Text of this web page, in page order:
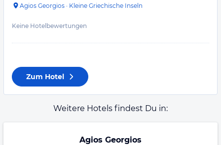
Agios Georgios · Kleine Griechische Inseln
Keine Hotelbewertungen
Zum Hotel
Weitere Hotels findest Du in:
Agios Georgios